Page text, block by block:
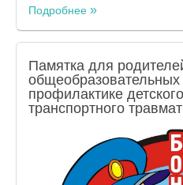
Подробнее
Памятка для
общеобразовательных
профилактике
транспортного